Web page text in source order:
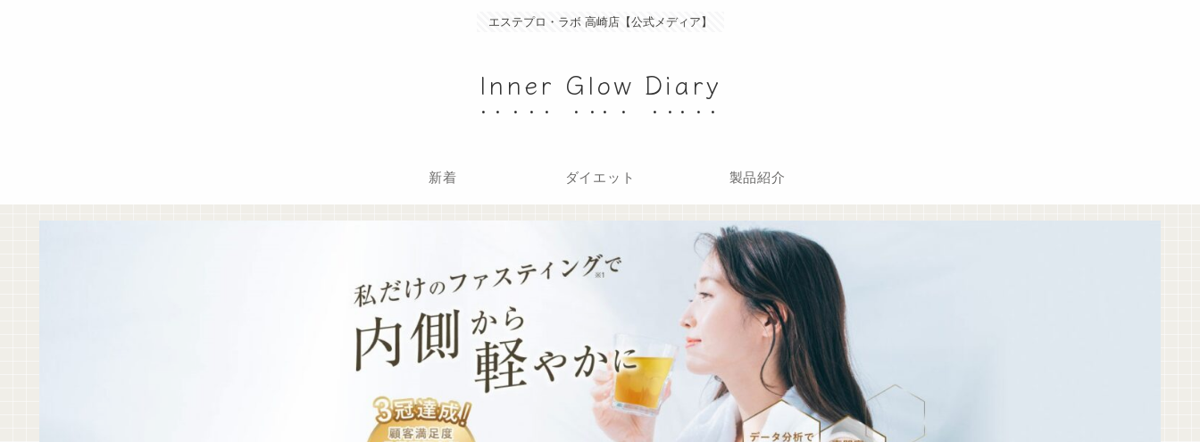
エステプロ・ラボ 高崎店【公式メディア】
Inner Glow Diary
新着 ダイエット 製品紹介